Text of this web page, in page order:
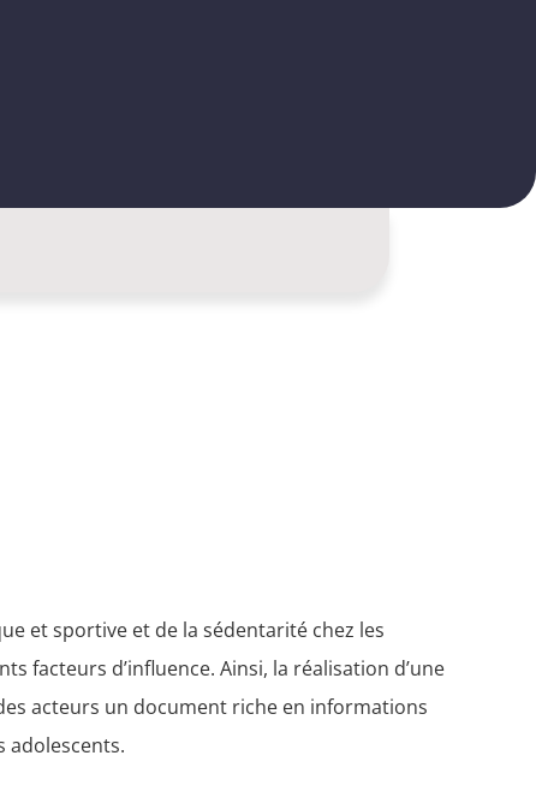
et sportive et de la sédentarité chez les
facteurs d’influence. Ainsi, la réalisation d’une
acteurs un document riche en informations
adolescents.